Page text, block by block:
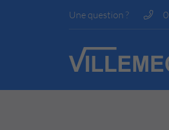
Une question ?
02 54 96 41 45